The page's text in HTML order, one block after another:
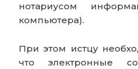
нотариусом
компьютера).
При этом истцу
что электронные